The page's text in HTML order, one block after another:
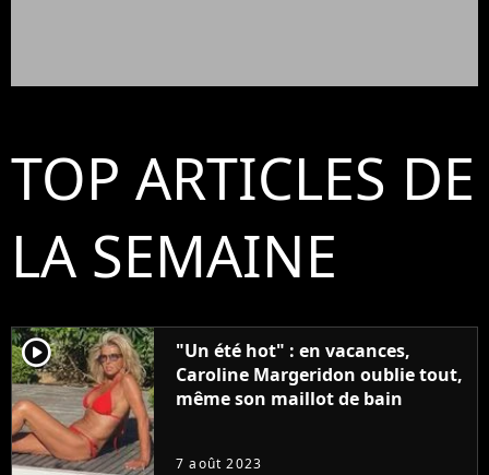
TOP ARTICLES DE
LA SEMAINE
player2
"Un été hot" : en vacances,
Caroline Margeridon oublie tout,
même son maillot de bain
7 août 2023